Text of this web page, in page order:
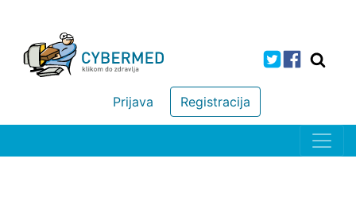
Registracija
Prijava